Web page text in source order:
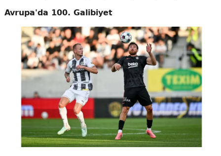
Avrupa'da 100. Galibiyet